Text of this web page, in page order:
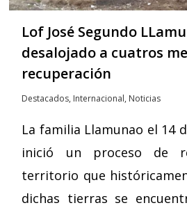
Lof José Segundo
desalojado a cuatros
recuperación
Destacados, Internacional, Noticias
La familia Llamunao el 14
inició un proceso de
territorio que
dichas tierras se